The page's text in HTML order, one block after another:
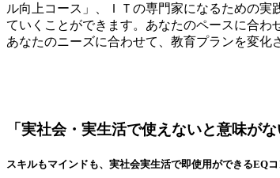
ル向上コース」、ＩＴの専門家になるための
ていくことができます。あなたのペースに合わ
あなたのニーズに合わせて、教育プランを変化
「実社会・実生活で使えないと意味がな
スキルもマインドも、実社会実生活で即使用ができるEQ